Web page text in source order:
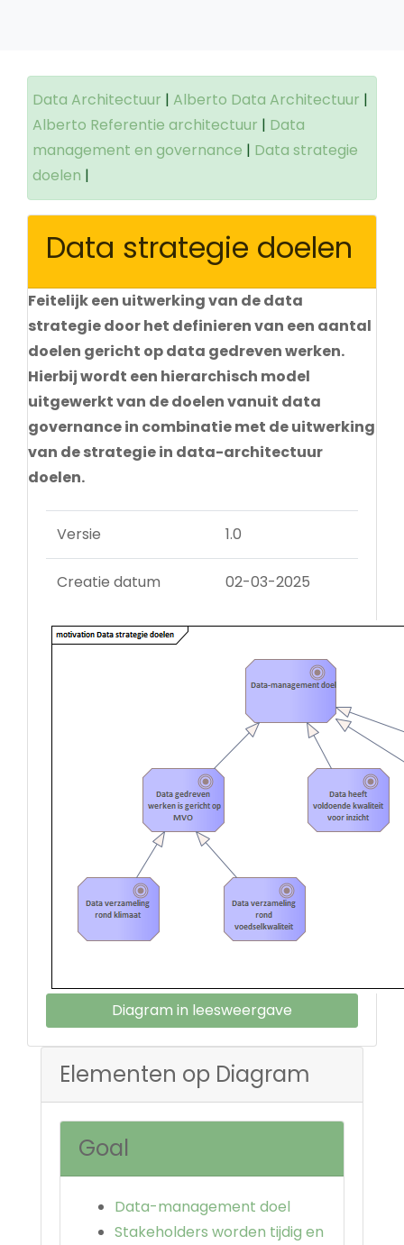
Data Architectuur | Alberto Data Architectuur |
Alberto Referentie architectuur | Data
management en governance | Data strategie
doelen |
Data strategie doelen
Feitelijk een uitwerking van de data
strategie door het definieren van een aantal
doelen gericht op data gedreven werken.
Hierbij wordt een hierarchisch model
uitgewerkt van de doelen vanuit data
governance in combinatie met de uitwerking
van de strategie in data-architectuur
doelen.
Versie 1.0
Creatie datum 02-03-2025
Diagram in leesweergave
Elementen op Diagram
Goal
Data-management doel
Stakeholders worden tijdig en